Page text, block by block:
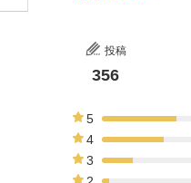
投稿
356
5
4
3